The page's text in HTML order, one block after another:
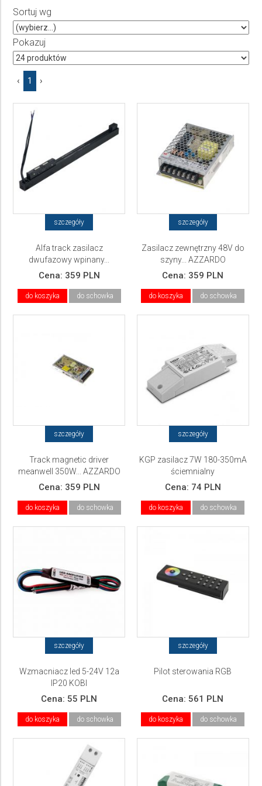
Producent
Wybierz producenta
Cena
Sortuj wg
Pokazuj
‹ 1 ›
szczegóły
Alfa track zasilacz
dwufazowy wpinany...
AZZARDO
Cena: 359 PLN
do koszyka do schowka
szczegóły
Zasilacz zewnętrzny 48V do
szyny... AZZARDO
Cena: 359 PLN
do koszyka do schowka
szczegóły
Track magnetic driver
meanwell 350W... AZZARDO
Cena: 359 PLN
do koszyka do schowka
szczegóły
KGP zasilacz 7W 180-350mA
ściemnialny
Cena: 74 PLN
do koszyka do schowka
szczegóły
Wzmacniacz led 5-24V 12a
IP20 KOBI
Cena: 55 PLN
do koszyka do schowka
szczegóły
Pilot sterowania RGB
Cena: 561 PLN
do koszyka do schowka